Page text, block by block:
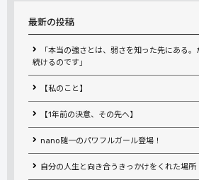
最新の投稿
「本当の強さとは、弱さを知った先にある
続けるのです」
【私のこと】
【1年前の決意、その先へ】
nano随一のパワフルガール登場！
自分の人生と向き合うきっかけをくれた場所